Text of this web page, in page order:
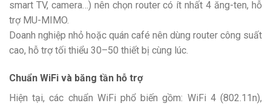
smart TV, camera…) nên chọn router có ít nhất 4 ăng-ten, hỗ
trợ MU-MIMO.
Doanh nghiệp nhỏ hoặc quán café nên dùng router công suất
cao, hỗ trợ tối thiểu 30–50 thiết bị cùng lúc.
Chuẩn WiFi và băng tần hỗ trợ
Hiện tại, các chuẩn WiFi phổ biến gồm: WiFi 4 (802.11n),